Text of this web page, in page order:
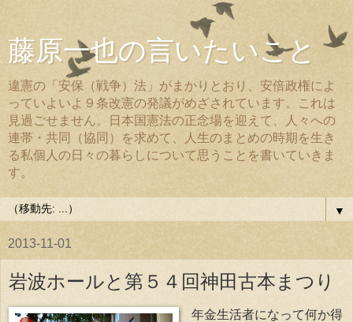
藤原一也の言いたいこと
違憲の「安保（戦争）法」がまかりとおり、安倍政権によ
っていよいよ９条改憲の発議がめざされています。これは
見過ごせません。日本国憲法の正念場を迎えて、人々への
連帯・共同（協同）を求めて、人生のまとめの時期を生き
る私個人の日々の暮らしについて思うことを書いていきま
す。
▼
2013-11-01
岩波ホールと第５４回神田古本まつり
年金生活者になって何か得